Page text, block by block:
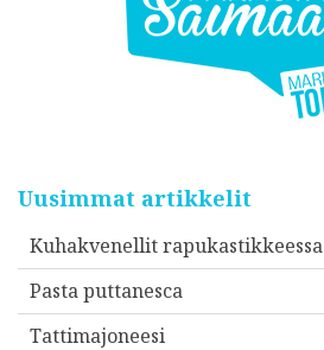
Uusimmat artikkelit
Kuhakvenellit rapukastikkeessa
Pasta puttanesca
Tattimajoneesi